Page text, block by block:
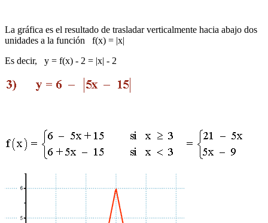
La gráfica es el resultado de trasladar verticalmente hacia abajo dos
unidades a la función f(x) = |x|
Es decir, y = f(x) - 2 = |x| - 2